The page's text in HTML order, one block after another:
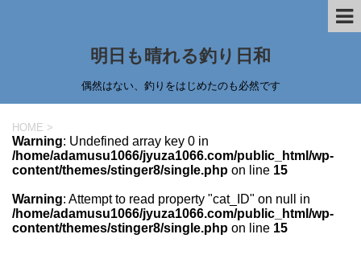
明日も晴れる釣り日和
偶然はない、釣りをはじめたのも必然です
HOME >
Warning: Undefined array key 0 in
/home/adamusu1066/jyuza1066.com/public_html/wp-
content/themes/stinger8/single.php on line 15
Warning: Attempt to read property "cat_ID" on null in
/home/adamusu1066/jyuza1066.com/public_html/wp-
content/themes/stinger8/single.php on line 15